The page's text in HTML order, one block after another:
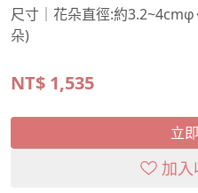
尺寸｜花朵直徑:約
朵)
NT$ 1,535
立
加